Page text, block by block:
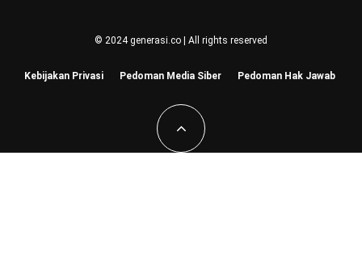
© 2024 generasi.co | All rights reserved
Kebijakan Privasi Pedoman Media Siber Pedoman Hak Jawab